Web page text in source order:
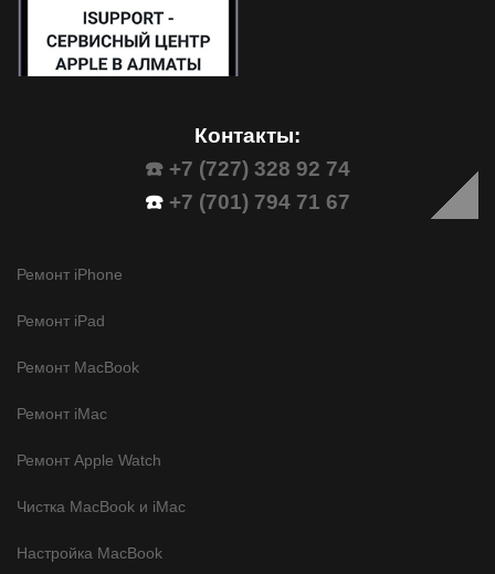
Контакты:
☎️ +7 (727) 328 92 74
☎️ +7 (701) 794 71 67
Ремонт iPhone
Ремонт iPad
Ремонт MacBook
Ремонт iMac
Ремонт Apple Watch
Чистка MacBook и iMac
Настройка MacBook